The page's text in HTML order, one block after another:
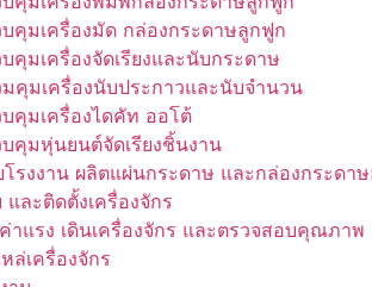
คุมเครื่องมัด กล่องกระดาษลูกฟูก
คุมเครื่องจัดเรียงและนับกระดาษ
คุมเครื่องนับประกาวและนับจำนวน
คุมเครื่องไดคัท ออโต้
คุมหุ่นยนต์จัดเรียงชิ้นงาน
รงงาน ผลิตแผ่นกระดาษ และกล่องกระดา
และติดตั้งเครื่องจักร
าแรง เดินเครื่องจักร และตรวจสอบคุณภาพ
ล่เครื่องจักร